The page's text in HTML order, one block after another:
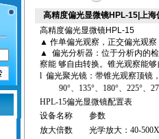
高精度偏光显微镜HPL-15|上
高精度偏光显微镜HPL-15
▲作单偏光观察，正交偏光观察
▲ 偏光分析器：位于分析内的
察能 够自由转换。锥光观察能
l 偏光聚光镜：带锥光观察顶镜
90°、 135°、 180°、225°、
HPL-15偏光显微镜配置表
设备名称
参数
放大倍数
光学放大：40-50